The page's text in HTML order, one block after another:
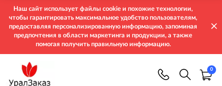
Наш сайт использует файлы cookie и похожие технологии,
чтобы гарантировать максимальное удобство пользователям,
предоставляя персонализированную информацию, запоминая
предпочтения в области маркетинга и продукции, а также
помогая получить правильную информацию.
0